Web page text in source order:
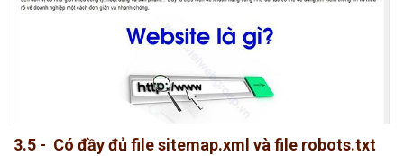
3.5 - Có đầy đủ file sitemap.xml và file robots.txt